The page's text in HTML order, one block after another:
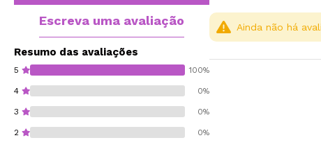
Escreva uma avaliação
Resumo das avaliações
5 100%
4 0%
3 0%
2 0%
Ainda não há